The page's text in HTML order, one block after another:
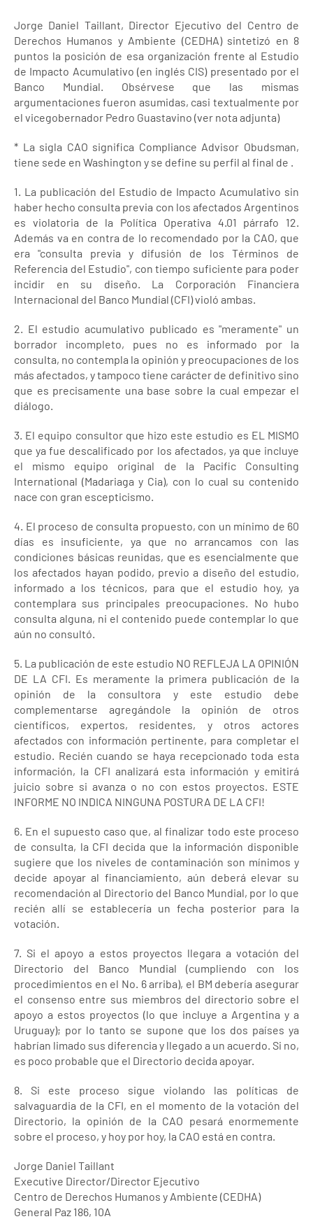
Jorge Daniel Taillant, Director Ejecutivo del Centro de
Derechos Humanos y Ambiente (CEDHA) sintetizó en 8
puntos la posición de esa organización frente al Estudio
de Impacto Acumulativo (en inglés CIS) presentado por el
Banco Mundial. Obsérvese que las mismas
argumentaciones fueron asumidas, casi textualmente por
el vicegobernador Pedro Guastavino (ver nota adjunta)
* La sigla CAO significa Compliance Advisor Obudsman,
tiene sede en Washington y se define su perfil al final de .
1. La publicación del Estudio de Impacto Acumulativo sin
haber hecho consulta previa con los afectados Argentinos
es violatoria de la Política Operativa 4.01 párrafo 12.
Además va en contra de lo recomendado por la CAO, que
era "consulta previa y difusión de los Términos de
Referencia del Estudio", con tiempo suficiente para poder
incidir en su diseño. La Corporación Financiera
Internacional del Banco Mundial (CFI) violó ambas.
2. El estudio acumulativo publicado es "meramente" un
borrador incompleto, pues no es informado por la
consulta, no contempla la opinión y preocupaciones de los
más afectados, y tampoco tiene carácter de definitivo sino
que es precisamente una base sobre la cual empezar el
diálogo.
3. El equipo consultor que hizo este estudio es EL MISMO
que ya fue descalificado por los afectados, ya que incluye
el mismo equipo original de la Pacific Consulting
International (Madariaga y Cia), con lo cual su contenido
nace con gran escepticismo.
4. El proceso de consulta propuesto, con un mínimo de 60
días es insuficiente, ya que no arrancamos con las
condiciones básicas reunidas, que es esencialmente que
los afectados hayan podido, previo a diseño del estudio,
informado a los técnicos, para que el estudio hoy, ya
contemplara sus principales preocupaciones. No hubo
consulta alguna, ni el contenido puede contemplar lo que
aún no consultó.
5. La publicación de este estudio NO REFLEJA LA OPINIÓN
DE LA CFI. Es meramente la primera publicación de la
opinión de la consultora y este estudio debe
complementarse agregándole la opinión de otros
científicos, expertos, residentes, y otros actores
afectados con información pertinente, para completar el
estudio. Recién cuando se haya recepcionado toda esta
información, la CFI analizará esta información y emitirá
juicio sobre si avanza o no con estos proyectos. ESTE
INFORME NO INDICA NINGUNA POSTURA DE LA CFI!
6. En el supuesto caso que, al finalizar todo este proceso
de consulta, la CFI decida que la información disponible
sugiere que los niveles de contaminación son mínimos y
decide apoyar al financiamiento, aún deberá elevar su
recomendación al Directorio del Banco Mundial, por lo que
recién allí se establecería un fecha posterior para la
votación.
7. Si el apoyo a estos proyectos llegara a votación del
Directorio del Banco Mundial (cumpliendo con los
procedimientos en el No. 6 arriba), el BM debería asegurar
el consenso entre sus miembros del directorio sobre el
apoyo a estos proyectos (lo que incluye a Argentina y a
Uruguay); por lo tanto se supone que los dos países ya
habrían limado sus diferencia y llegado a un acuerdo. Si no,
es poco probable que el Directorio decida apoyar.
8. Si este proceso sigue violando las políticas de
salvaguardia de la CFI, en el momento de la votación del
Directorio, la opinión de la CAO pesará enormemente
sobre el proceso, y hoy por hoy, la CAO está en contra.
Jorge Daniel Taillant
Executive Director/Director Ejecutivo
Centro de Derechos Humanos y Ambiente (CEDHA)
General Paz 186, 10A